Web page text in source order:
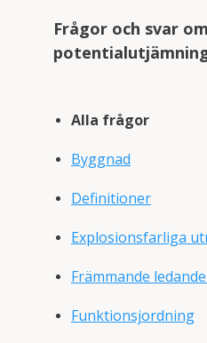
Frågor och svar om
Alla frågor
Byggnad
Definitioner
Explosionsfarliga
Främmande
Funktionsjordning